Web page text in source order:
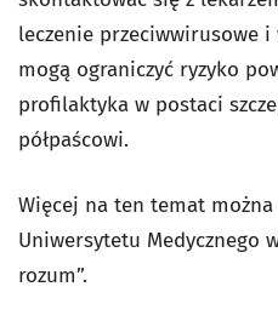
leczenie przeciwwirusowe i
mogą ograniczyć ryzyko
profilaktyka w postaci
półpaścowi.
Więcej na ten temat
Uniwersytetu Medycznego
rozum”.